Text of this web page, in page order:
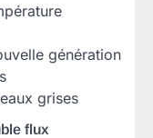
génération
grises
flux